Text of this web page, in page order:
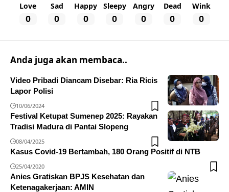
Love
0
Sad
0
Happy
0
Sleepy
0
Angry
0
Dead
0
Wink
0
Anda juga akan membaca..
Video Pribadi Diancam Disebar: Ria Ricis
Lapor Polisi
10/06/2024
Festival Ketupat Sumenep 2025: Rayakan
Tradisi Madura di Pantai Slopeng
08/04/2025
Kasus Covid-19 Bertambah, 180 Orang Positif di NTB
25/04/2020
Anies Gratiskan BPJS Kesehatan dan
Ketenagakerjaan: AMIN